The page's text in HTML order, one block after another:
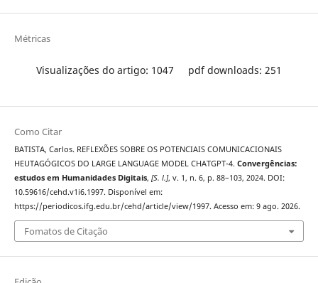
Métricas
Visualizações do artigo: 1047 pdf downloads: 251
Como Citar
BATISTA, Carlos. REFLEXÕES SOBRE OS POTENCIAIS COMUNICACIONAIS
HEUTAGÓGICOS DO LARGE LANGUAGE MODEL CHATGPT-4. Convergências:
estudos em Humanidades Digitais, [S. l.], v. 1, n. 6, p. 88–103, 2024. DOI:
10.59616/cehd.v1i6.1997. Disponível em:
https://periodicos.ifg.edu.br/cehd/article/view/1997. Acesso em: 9 ago. 2026.
Fomatos de Citação